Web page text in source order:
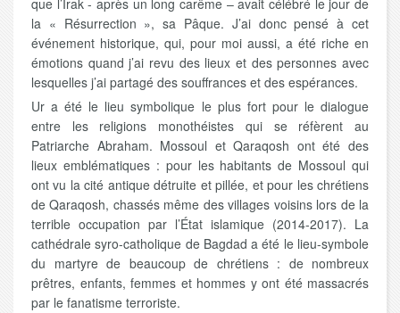
que l’Irak - après un long carême – avait célébré le jour de
la « Résurrection », sa Pâque. J’ai donc pensé à cet
événement historique, qui, pour moi aussi, a été riche en
émotions quand j’ai revu des lieux et des personnes avec
lesquelles j’ai partagé des souffrances et des espérances.
Ur a été le lieu symbolique le plus fort pour le dialogue
entre les religions monothéistes qui se réfèrent au
Patriarche Abraham. Mossoul et Qaraqosh ont été des
lieux emblématiques : pour les habitants de Mossoul qui
ont vu la cité antique détruite et pillée, et pour les chrétiens
de Qaraqosh, chassés même des villages voisins lors de la
terrible occupation par l’État islamique (2014-2017). La
cathédrale syro-catholique de Bagdad a été le lieu-symbole
du martyre de beaucoup de chrétiens : de nombreux
prêtres, enfants, femmes et hommes y ont été massacrés
par le fanatisme terroriste.